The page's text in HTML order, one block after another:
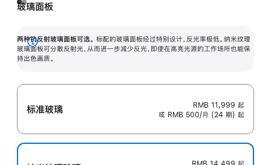
玻璃面板
两种抗反射玻璃面板可选。 标配的玻璃面板经过特别设计，反光率极低。纳米纹理
玻璃面板可分散反射光，从而进一步减少反光，即使在高亮光源的工作场所也能保
持出色画质。
展
开
标准玻璃 RMB 11,999 起
或 RMB 500/月 (24 期) 起